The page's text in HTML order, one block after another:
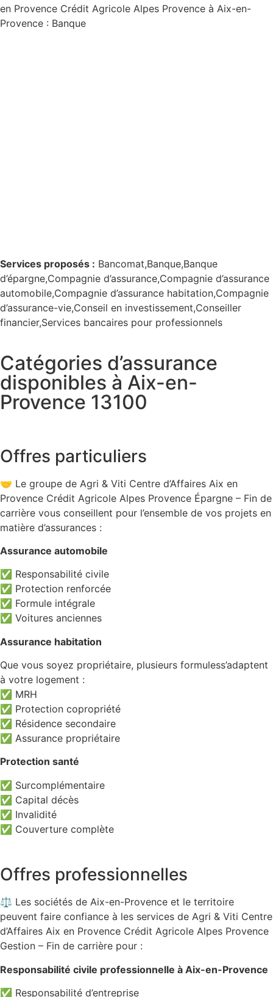
en Provence Crédit Agricole Alpes Provence à Aix-en-
Provence : Banque
Services proposés : Bancomat,Banque,Banque
d’épargne,Compagnie d’assurance,Compagnie d’assurance
automobile,Compagnie d’assurance habitation,Compagnie
d’assurance-vie,Conseil en investissement,Conseiller
financier,Services bancaires pour professionnels
Catégories d’assurance
disponibles à Aix-en-
Provence 13100
Offres particuliers
🤝 Le groupe de Agri & Viti Centre d’Affaires Aix en
Provence Crédit Agricole Alpes Provence Épargne – Fin de
carrière vous conseillent pour l’ensemble de vos projets en
matière d’assurances :
Assurance automobile
✅ Responsabilité civile
✅ Protection renforcée
✅ Formule intégrale
✅ Voitures anciennes
Assurance habitation
Que vous soyez propriétaire, plusieurs formuless’adaptent
à votre logement :
✅ MRH
✅ Protection copropriété
✅ Résidence secondaire
✅ Assurance propriétaire
Protection santé
✅ Surcomplémentaire
✅ Capital décès
✅ Invalidité
✅ Couverture complète
Offres professionnelles
⚖️ Les sociétés de Aix-en-Provence et le territoire
peuvent faire confiance à les services de Agri & Viti Centre
d’Affaires Aix en Provence Crédit Agricole Alpes Provence
Gestion – Fin de carrière pour :
Responsabilité civile professionnelle à Aix-en-Provence
✅ Responsabilité d’entreprise